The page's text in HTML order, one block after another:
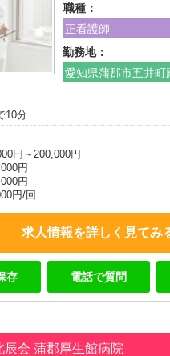
職種：
正看護師
勤務地：
愛知県蒲郡市五井町
10分
円～200,000円
円
円
円/回
求人情報を詳しく見てみ
存 電話で質問
辰会蒲郡厚生館病院